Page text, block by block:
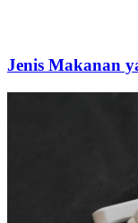
Jenis Makanan